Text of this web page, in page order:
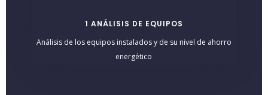
1 ANÁLISIS DE EQUIPOS
Análisis de los equipos instalados y de su nivel de ahorro
energético